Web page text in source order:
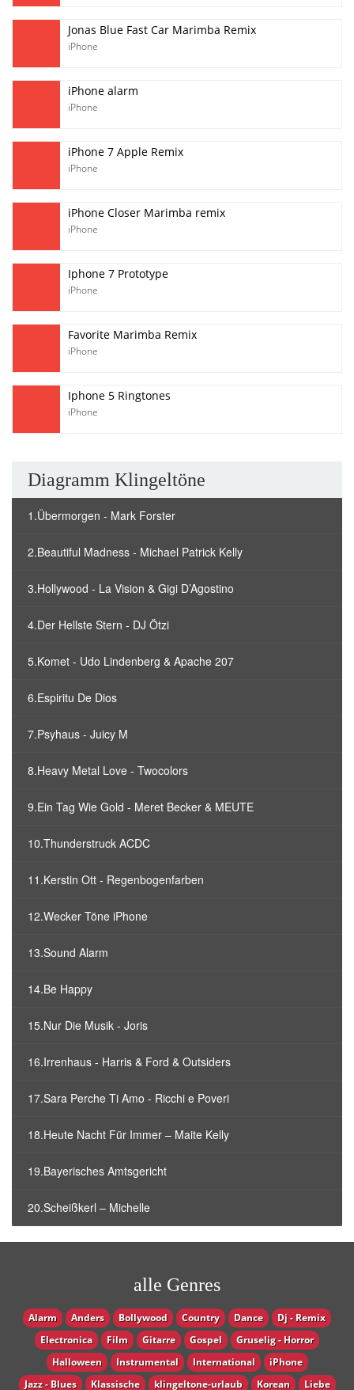
Jonas Blue Fast Car Marimba Remix
iPhone
iPhone alarm
iPhone
iPhone 7 Apple Remix
iPhone
iPhone Closer Marimba remix
iPhone
Iphone 7 Prototype
iPhone
Favorite Marimba Remix
iPhone
Iphone 5 Ringtones
iPhone
Diagramm Klingeltöne
1.Übermorgen - Mark Forster
2.Beautiful Madness - Michael Patrick Kelly
3.Hollywood - La Vision & Gigi D’Agostino
4.Der Hellste Stern - DJ Ötzi
5.Komet - Udo Lindenberg & Apache 207
6.Espiritu De Dios
7.Psyhaus - Juicy M
8.Heavy Metal Love - Twocolors
9.Ein Tag Wie Gold - Meret Becker & MEUTE
10.Thunderstruck ACDC
11.Kerstin Ott - Regenbogenfarben
12.Wecker Töne iPhone
13.Sound Alarm
14.Be Happy
15.Nur Die Musik - Joris
16.Irrenhaus - Harris & Ford & Outsiders
17.Sara Perche Ti Amo - Ricchi e Poveri
18.Heute Nacht Für Immer – Maite Kelly
19.Bayerisches Amtsgericht
20.Scheißkerl – Michelle
alle Genres
Alarm Anders Bollywood Country Dance
Dj - Remix
Electronica
Film Gitarre Gospel
Gruselig - Horror
Halloween
Instrumental International
iPhone
Jazz - Blues
Klassische klingeltone-urlaub Korean Liebe